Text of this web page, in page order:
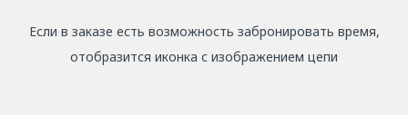
Если в заказе есть возможность забронировать время,
отобразится иконка с изображением цепи